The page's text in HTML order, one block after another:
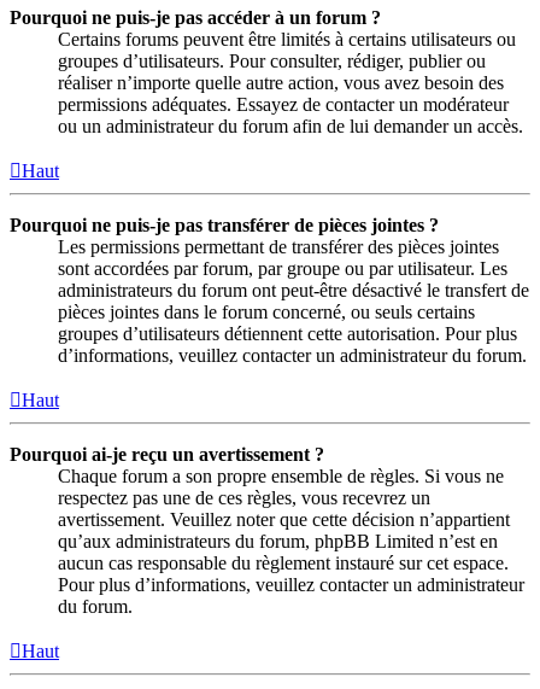
Pourquoi ne puis-je pas accéder à un forum ?
Certains forums peuvent être limités à certains utilisateurs ou
groupes d’utilisateurs. Pour consulter, rédiger, publier ou
réaliser n’importe quelle autre action, vous avez besoin des
permissions adéquates. Essayez de contacter un modérateur
ou un administrateur du forum afin de lui demander un accès.
Haut
Pourquoi ne puis-je pas transférer de pièces jointes ?
Les permissions permettant de transférer des pièces jointes
sont accordées par forum, par groupe ou par utilisateur. Les
administrateurs du forum ont peut-être désactivé le transfert de
pièces jointes dans le forum concerné, ou seuls certains
groupes d’utilisateurs détiennent cette autorisation. Pour plus
d’informations, veuillez contacter un administrateur du forum.
Haut
Pourquoi ai-je reçu un avertissement ?
Chaque forum a son propre ensemble de règles. Si vous ne
respectez pas une de ces règles, vous recevrez un
avertissement. Veuillez noter que cette décision n’appartient
qu’aux administrateurs du forum, phpBB Limited n’est en
aucun cas responsable du règlement instauré sur cet espace.
Pour plus d’informations, veuillez contacter un administrateur
du forum.
Haut